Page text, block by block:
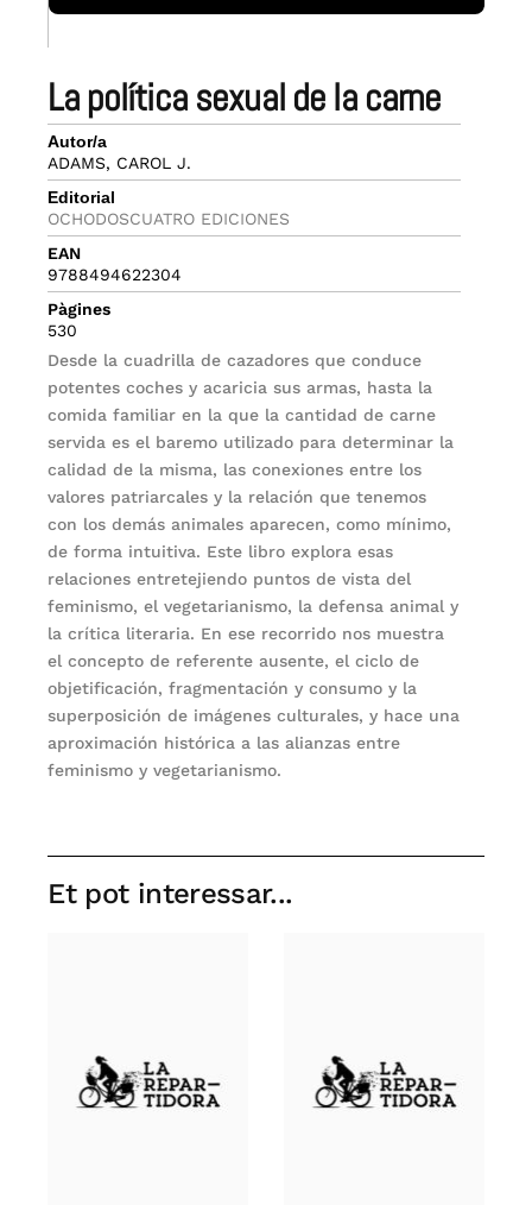
la política sexual de la carne
Autor/a
ADAMS, CAROL J.
Editorial
OCHODOSCUATRO EDICIONES
EAN
9788494622304
Pàgines
530
Desde la cuadrilla de cazadores que conduce
potentes coches y acaricia sus armas, hasta la
comida familiar en la que la cantidad de carne
servida es el baremo utilizado para determinar la
calidad de la misma, las conexiones entre los
valores patriarcales y la relación que tenemos
con los demás animales aparecen, como mínimo,
de forma intuitiva. Este libro explora esas
relaciones entretejiendo puntos de vista del
feminismo, el vegetarianismo, la defensa animal y
la crítica literaria. En ese recorrido nos muestra
el concepto de referente ausente, el ciclo de
objetificación, fragmentación y consumo y la
superposición de imágenes culturales, y hace una
aproximación histórica a las alianzas entre
feminismo y vegetarianismo.
Et pot interessar...